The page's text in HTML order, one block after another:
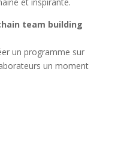
team building
un programme sur
un moment